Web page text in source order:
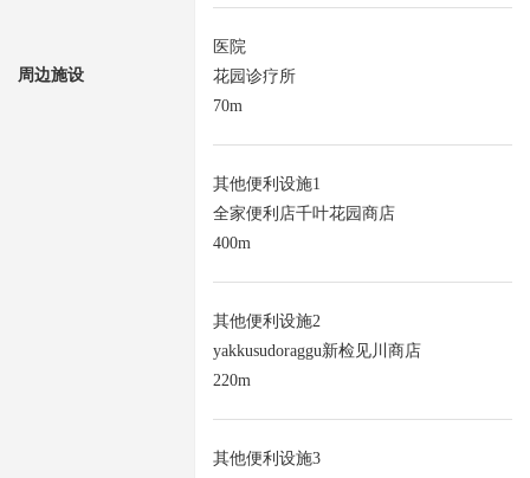
周边施设
医院
花园诊疗所
70m
其他便利设施1
全家便利店千叶花园商店
400m
其他便利设施2
yakkusudoraggu新检见川商店
220m
其他便利设施3